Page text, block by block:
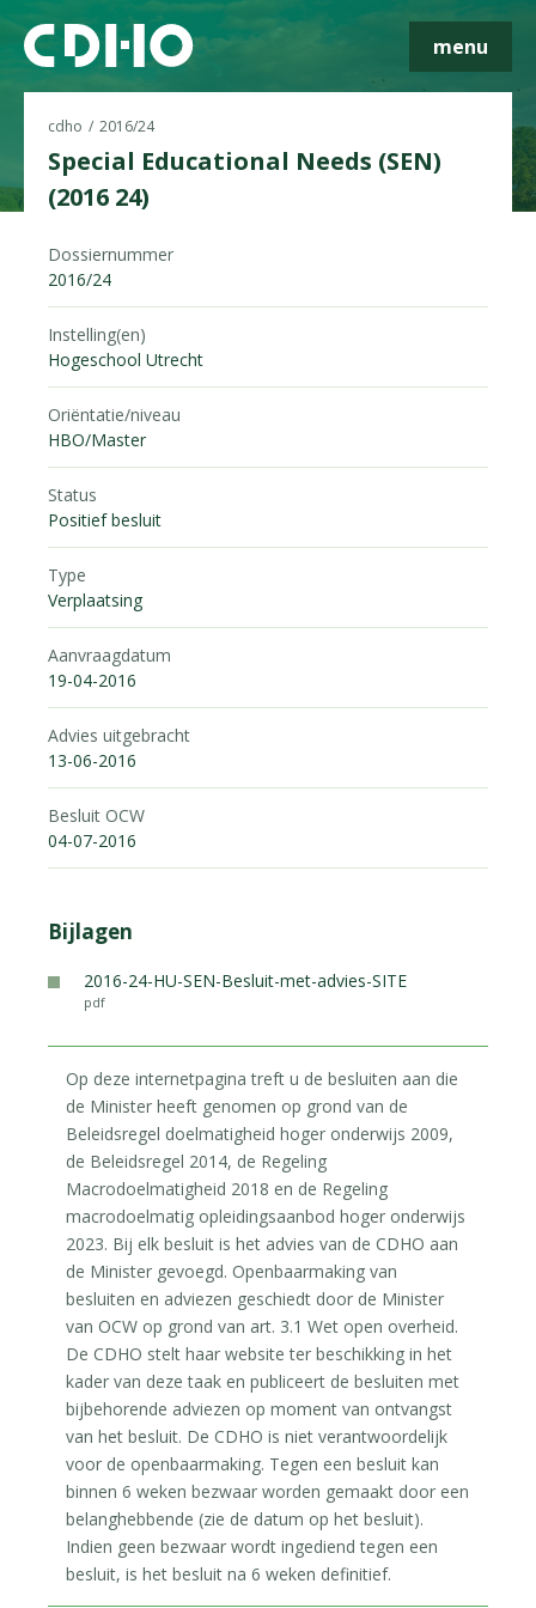
menu
cdho 2016/24
Special Educational Needs (SEN)
(2016 24)
Dossiernummer
2016/24
Instelling(en)
Hogeschool Utrecht
Oriëntatie/niveau
HBO/Master
Status
Positief besluit
Type
Verplaatsing
Aanvraagdatum
19-04-2016
Advies uitgebracht
13-06-2016
Besluit OCW
04-07-2016
Bijlagen
2016-24-HU-SEN-Besluit-met-advies-SITE
pdf
Op deze internetpagina treft u de besluiten aan die
de Minister heeft genomen op grond van de
Beleidsregel doelmatigheid hoger onderwijs 2009,
de Beleidsregel 2014, de Regeling
Macrodoelmatigheid 2018 en de Regeling
macrodoelmatig opleidingsaanbod hoger onderwijs
2023. Bij elk besluit is het advies van de CDHO aan
de Minister gevoegd. Openbaarmaking van
besluiten en adviezen geschiedt door de Minister
van OCW op grond van art. 3.1 Wet open overheid.
De CDHO stelt haar website ter beschikking in het
kader van deze taak en publiceert de besluiten met
bijbehorende adviezen op moment van ontvangst
van het besluit. De CDHO is niet verantwoordelijk
voor de openbaarmaking. Tegen een besluit kan
binnen 6 weken bezwaar worden gemaakt door een
belanghebbende (zie de datum op het besluit).
Indien geen bezwaar wordt ingediend tegen een
besluit, is het besluit na 6 weken definitief.